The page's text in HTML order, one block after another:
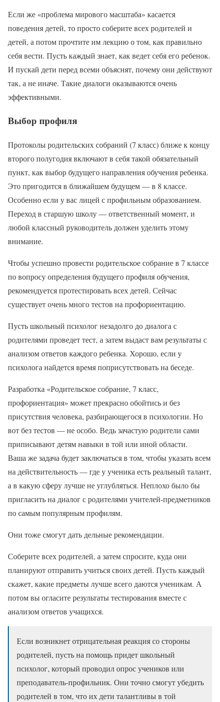
Если же «проблема мирового масштаба» касается
поведения детей, то просто соберите всех родителей и
детей, а потом прочтите им лекцию о том, как правильно
себя вести. Пусть каждый знает, как ведет себя его ребенок.
И пускай дети перед всеми объяснят, почему они действуют
так, а не иначе. Такие диалоги оказываются очень
эффективными.
Выбор профиля
Протоколы родительских собраний (7 класс) ближе к концу
второго полугодия включают в себя такой обязательный
пункт, как выбор будущего направления обучения ребенка.
Это пригодится в ближайшем будущем — в 8 классе.
Особенно если у вас лицей с профильным образованием.
Переход в старшую школу — ответственный момент, и
любой классный руководитель должен уделить этому
внимание.
Чтобы успешно провести родительское собрание в 7 классе
по вопросу определения будущего профиля обучения,
рекомендуется протестировать всех детей. Сейчас
существует очень много тестов на профориентацию.
Пусть школьный психолог незадолго до диалога с
родителями проведет тест, а затем выдаст вам результаты с
анализом ответов каждого ребенка. Хорошо, если у
психолога найдется время поприсутствовать на беседе.
Разработка «Родительское собрание, 7 класс,
профориентация» может прекрасно обойтись и без
присутствия человека, разбирающегося в психологии. Но
вот без тестов — не особо. Ведь зачастую родители сами
приписывают детям навыки в той или иной области.
Ваша же задача будет заключаться в том, чтобы указать всем
на действительность — где у ученика есть реальный талант,
а в какую сферу лучше не углубляться. Неплохо было бы
пригласить на диалог с родителями учителей-предметников
по самым популярным профилям.
Они тоже смогут дать дельные рекомендации.
Соберите всех родителей, а затем спросите, куда они
планируют отправить учиться своих детей. Пусть каждый
скажет, какие предметы лучше всего даются ученикам. А
потом вы огласите результаты тестирования вместе с
анализом ответов учащихся.
Если возникнет отрицательная реакция со стороны
родителей, пусть на помощь придет школьный
психолог, который проводил опрос учеников или
преподаватель-профильник. Они точно смогут убедить
родителей в том, что их дети талантливы в той